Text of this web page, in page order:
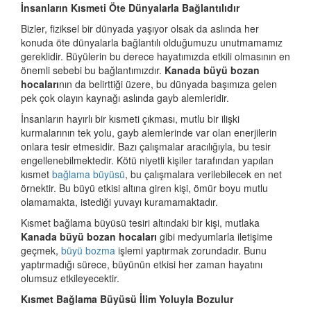
İnsanların Kısmeti Öte Dünyalarla Bağlantılıdır
Bizler, fiziksel bir dünyada yaşıyor olsak da aslında her
konuda öte dünyalarla bağlantılı olduğumuzu unutmamamız
gereklidir. Büyülerin bu derece hayatımızda etkili olmasının en
önemli sebebi bu bağlantımızdır. Kanada büyü bozan
hocalarının da belirttiği üzere, bu dünyada başımıza gelen
pek çok olayın kaynağı aslında gayb alemleridir.
İnsanların hayırlı bir kısmeti çıkması, mutlu bir ilişki
kurmalarının tek yolu, gayb alemlerinde var olan enerjilerin
onlara tesir etmesidir. Bazı çalışmalar aracılığıyla, bu tesir
engellenebilmektedir. Kötü niyetli kişiler tarafından yapılan
kısmet bağlama büyüsü, bu çalışmalara verilebilecek en net
örnektir. Bu büyü etkisi altına giren kişi, ömür boyu mutlu
olamamakta, istediği yuvayı kuramamaktadır.
Kısmet bağlama büyüsü tesiri altındaki bir kişi, mutlaka
Kanada büyü bozan hocaları gibi medyumlarla iletişime
geçmek, büyü bozma işlemi yaptırmak zorundadır. Bunu
yaptırmadığı sürece, büyünün etkisi her zaman hayatını
olumsuz etkileyecektir.
Kısmet Bağlama Büyüsü İlim Yoluyla Bozulur